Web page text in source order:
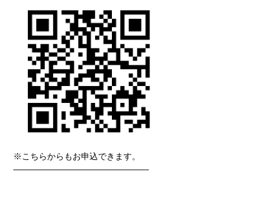
※こちらからもお申込できます。
————————————————